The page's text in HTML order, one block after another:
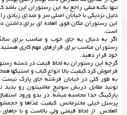
تنها نکته منفی راجع به این رستوران این
دلیل نزدیکی با خیابان اصلی سر و صدای زیادی
این رستوران مکان فوق العاده ای برای داشتن
است.
اگر به دنبال یه جای خوب و مناسب برای
خود قرار دهید.
گرچه این رستوران به لحاظ قیمت در دسته
فراموش کرد کیفیت بالا انواع کباب و استیکها
به طور کلی در خیابان فرشته جای پارک
تونید مقابل دربش سوئیچ ماشینتون رو بدید
پارکینگ جدا محاسبه میشه. در بدو ورود
پرسنل خیلی محترمانس. کیفیت غذاها و
العادس. از لحاظ قیمتی ولی بالاست و با